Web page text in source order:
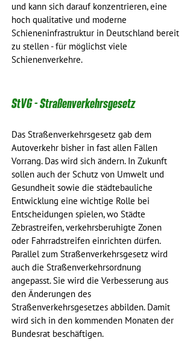
und kann sich darauf konzentrieren, eine
hoch qualitative und moderne
Schieneninfrastruktur in Deutschland bereit
zu stellen - für möglichst viele
Schienenverkehre.
StVG - Straßenverkehrsgesetz
Das Straßenverkehrsgesetz gab dem
Autoverkehr bisher in fast allen Fällen
Vorrang. Das wird sich ändern. In Zukunft
sollen auch der Schutz von Umwelt und
Gesundheit sowie die städtebauliche
Entwicklung eine wichtige Rolle bei
Entscheidungen spielen, wo Städte
Zebrastreifen, verkehrsberuhigte Zonen
oder Fahrradstreifen einrichten dürfen.
Parallel zum Straßenverkehrsgesetz wird
auch die Straßenverkehrsordnung
angepasst. Sie wird die Verbesserung aus
den Änderungen des
Straßenverkehrsgesetzes abbilden. Damit
wird sich in den kommenden Monaten der
Bundesrat beschäftigen.